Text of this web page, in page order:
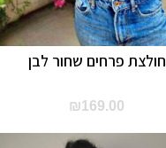
חולצת פרחים שחור לבן
₪169.00